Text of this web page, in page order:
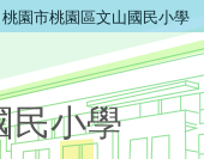
桃園市桃園區文山國民小學
民小學